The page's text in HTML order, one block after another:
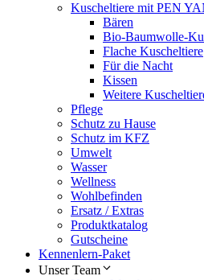
Kuscheltiere mit PEN
Bären
Bio-Baumwolle-
Flache Kuscheltiere
Für die Nacht
Kissen
Weitere
Pflege
Schutz zu Hause
Schutz im KFZ
Umwelt
Wasser
Wellness
Wohlbefinden
Ersatz / Extras
Produktkatalog
Gutscheine
Kennenlern-Paket
Unser Team